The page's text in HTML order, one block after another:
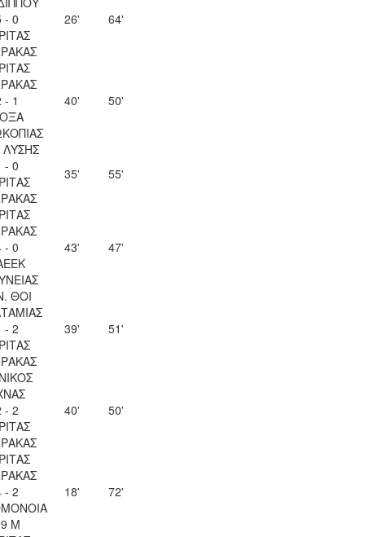
- 0
26' 64'
- 1
40' 50'
ΛΥΣΗΣ
- 0
35' 55'
- 0
43' 47'
ΘΟΙ
- 2
39' 51'
- 2
40' 50'
- 2
Μ
18' 72'